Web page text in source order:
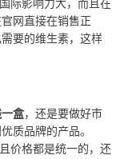
际影响力大，而且在
网直接在销售正
要的维生素，这样
盒，还是要做好市
质品牌的产品。
价格都是统一的，还